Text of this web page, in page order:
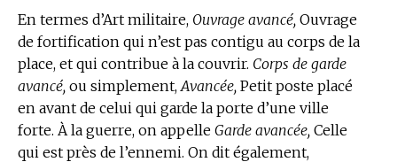
En termes d’Art militaire, Ouvrage avancé, Ouvrage
de fortification qui n’est pas contigu au corps de la
place, et qui contribue à la couvrir. Corps de garde
avancé, ou simplement, Avancée, Petit poste placé
en avant de celui qui garde la porte d’une ville
forte. À la guerre, on appelle Garde avancée, Celle
qui est près de l’ennemi. On dit également,